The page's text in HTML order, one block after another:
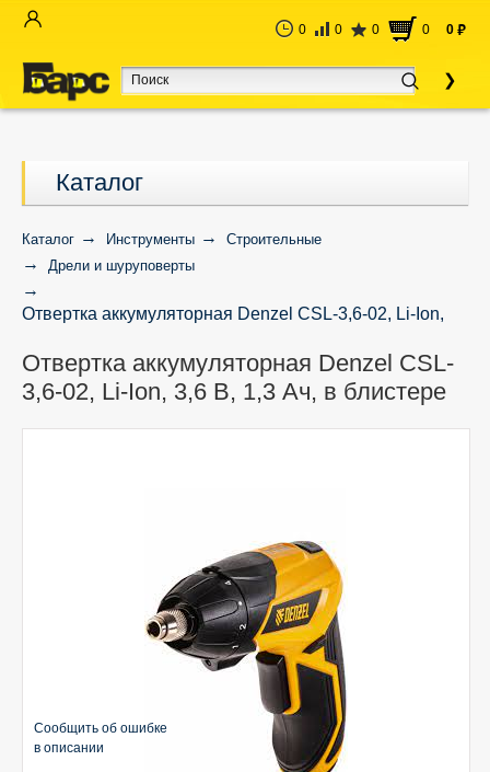
0 0 0 0 0 руб
Каталог
Каталог Инструменты
Строительные
Дрели и шуруповерты
Отвертка аккумуляторная Denzel CSL-3,6-02, Li-Ion,
Отвертка аккумуляторная Denzel CSL-
3,6-02, Li-Ion, 3,6 В, 1,3 Ач, в блистере
Сообщить об ошибке
в описании